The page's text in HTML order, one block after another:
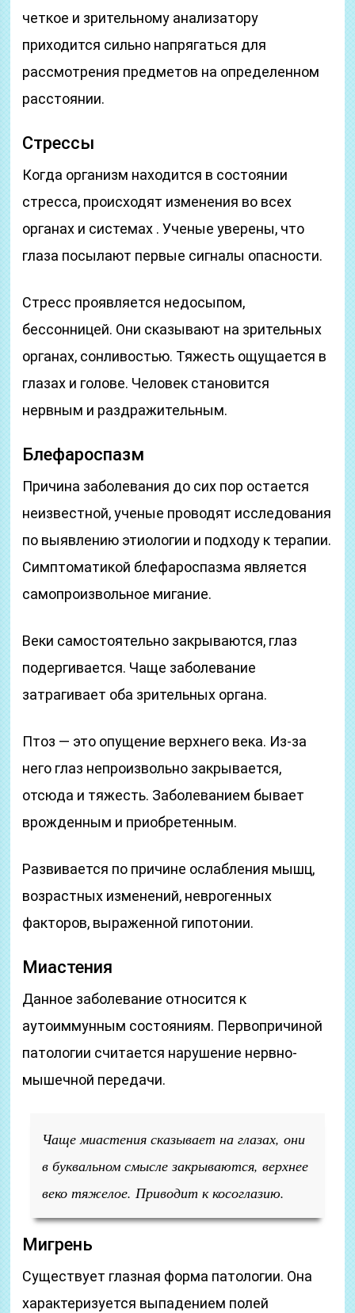
четкое и зрительному анализатору
приходится сильно напрягаться для
рассмотрения предметов на определенном
расстоянии.
Стрессы
Когда организм находится в состоянии
стресса, происходят изменения во всех
органах и системах . Ученые уверены, что
глаза посылают первые сигналы опасности.
Стресс проявляется недосыпом,
бессонницей. Они сказывают на зрительных
органах, сонливостью. Тяжесть ощущается в
глазах и голове. Человек становится
нервным и раздражительным.
Блефароспазм
Причина заболевания до сих пор остается
неизвестной, ученые проводят исследования
по выявлению этиологии и подходу к терапии.
Симптоматикой блефароспазма является
самопроизвольное мигание.
Веки самостоятельно закрываются, глаз
подергивается. Чаще заболевание
затрагивает оба зрительных органа.
Птоз — это опущение верхнего века. Из-за
него глаз непроизвольно закрывается,
отсюда и тяжесть. Заболеванием бывает
врожденным и приобретенным.
Развивается по причине ослабления мышц,
возрастных изменений, неврогенных
факторов, выраженной гипотонии.
Миастения
Данное заболевание относится к
аутоиммунным состояниям. Первопричиной
патологии считается нарушение нервно-
мышечной передачи.
Чаще миастения сказывает на глазах, они
в буквальном смысле закрываются, верхнее
веко тяжелое. Приводит к косоглазию.
Мигрень
Существует глазная форма патологии. Она
характеризуется выпадением полей